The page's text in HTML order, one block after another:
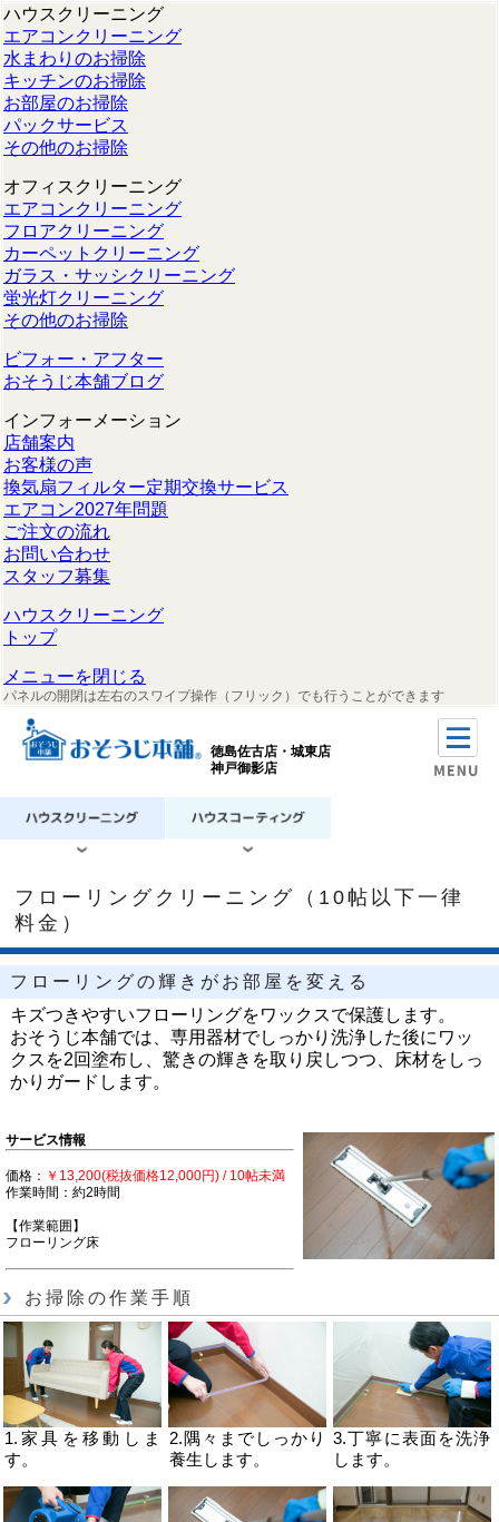
ハウスクリーニング
エアコンクリーニング
水まわりのお掃除
キッチンのお掃除
お部屋のお掃除
パックサービス
その他のお掃除
オフィスクリーニング
エアコンクリーニング
フロアクリーニング
カーペットクリーニング
ガラス・サッシクリーニング
蛍光灯クリーニング
その他のお掃除
ビフォー・アフター
おそうじ本舗ブログ
インフォーメーション
店舗案内
お客様の声
換気扇フィルター定期交換サービス
エアコン2027年問題
ご注文の流れ
お問い合わせ
スタッフ募集
ハウスクリーニング
トップ
メニューを閉じる
パネルの開閉は左右のスワイプ操作（フリック）でも行うことができます
徳島佐古店・城東店
神戸御影店
フローリングクリーニング（10帖以下一律
料金）
フローリングの輝きがお部屋を変える
キズつきやすいフローリングをワックスで保護します。
おそうじ本舗では、専用器材でしっかり洗浄した後にワッ
クスを2回塗布し、驚きの輝きを取り戻しつつ、床材をしっ
かりガードします。
サービス情報
価格： ￥13,200(税抜価格12,000円) / 10帖未満
作業時間：約2時間
【作業範囲】
フローリング床
お掃除の作業手順
1.家具を移動しま
す。
2.隅々までしっかり
養生します。
3.丁寧に表面を洗浄
します。